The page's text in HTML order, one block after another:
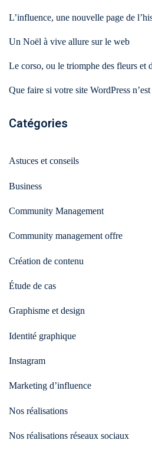
L’influence, une nouvelle page de
Un Noël à vive allure sur le web
Le corso, ou le triomphe des fleurs et
Que faire si votre site WordPress
Catégories
Astuces et conseils
Business
Community Management
Community management offre
Création de contenu
Étude de cas
Graphisme et design
Identité graphique
Instagram
Marketing d’influence
Nos réalisations
Nos réalisations réseaux sociaux